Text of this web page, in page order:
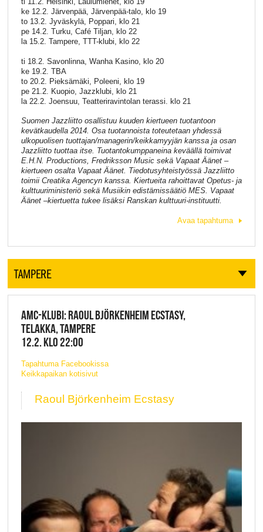
ke 12.2. Järvenpää, Järvenpää-talo, klo 19
to 13.2. Jyväskylä, Poppari, klo 21
pe 14.2. Turku, Café Tiljan, klo 22
la 15.2. Tampere, TTT-klubi, klo 22
ti 18.2. Savonlinna, Wanha Kasino, klo 20
ke 19.2. TBA
to 20.2. Pieksämäki, Poleeni, klo 19
pe 21.2. Kuopio, Jazzklubi, klo 21
la 22.2. Joensuu, Teatteriravintolan terassi. klo 21
Suomen Jazzliitto osallistuu kuuden kiertueen tuotantoon
kevätkaudella 2014. Osa tuotannoista toteutetaan yhdessä
ulkopuolisen tuottajan/managerin/keikkamyyjän kanssa ja osan
Jazzliitto tuottaa itse. Tuotantokumppaneina keväällä toimivat
E.H.N. Productions, Fredriksson Music sekä Vapaat Äänet –
kiertueen osalta Vapaat Äänet. Tiedotusyhteistyössä Jazzliitto
toimii Creatika Agencyn kanssa. Kiertueita rahoittavat Opetus- ja
kulttuuriministeriö sekä Musiikin edistämissäätiö MES. Vapaat
Äänet –kiertuetta tukee lisäksi Ranskan kulttuuri-instituutti.
Avaa tapahtuma
TAMPERE
AMC-KLUBI: RAOUL BJÖRKENHEIM ECSTASY,
TELAKKA, TAMPERE
12.2. KLO 22:00
Tapahtuma Facebookissa
Keikkapaikan kotisivut
Raoul Björkenheim Ecstasy